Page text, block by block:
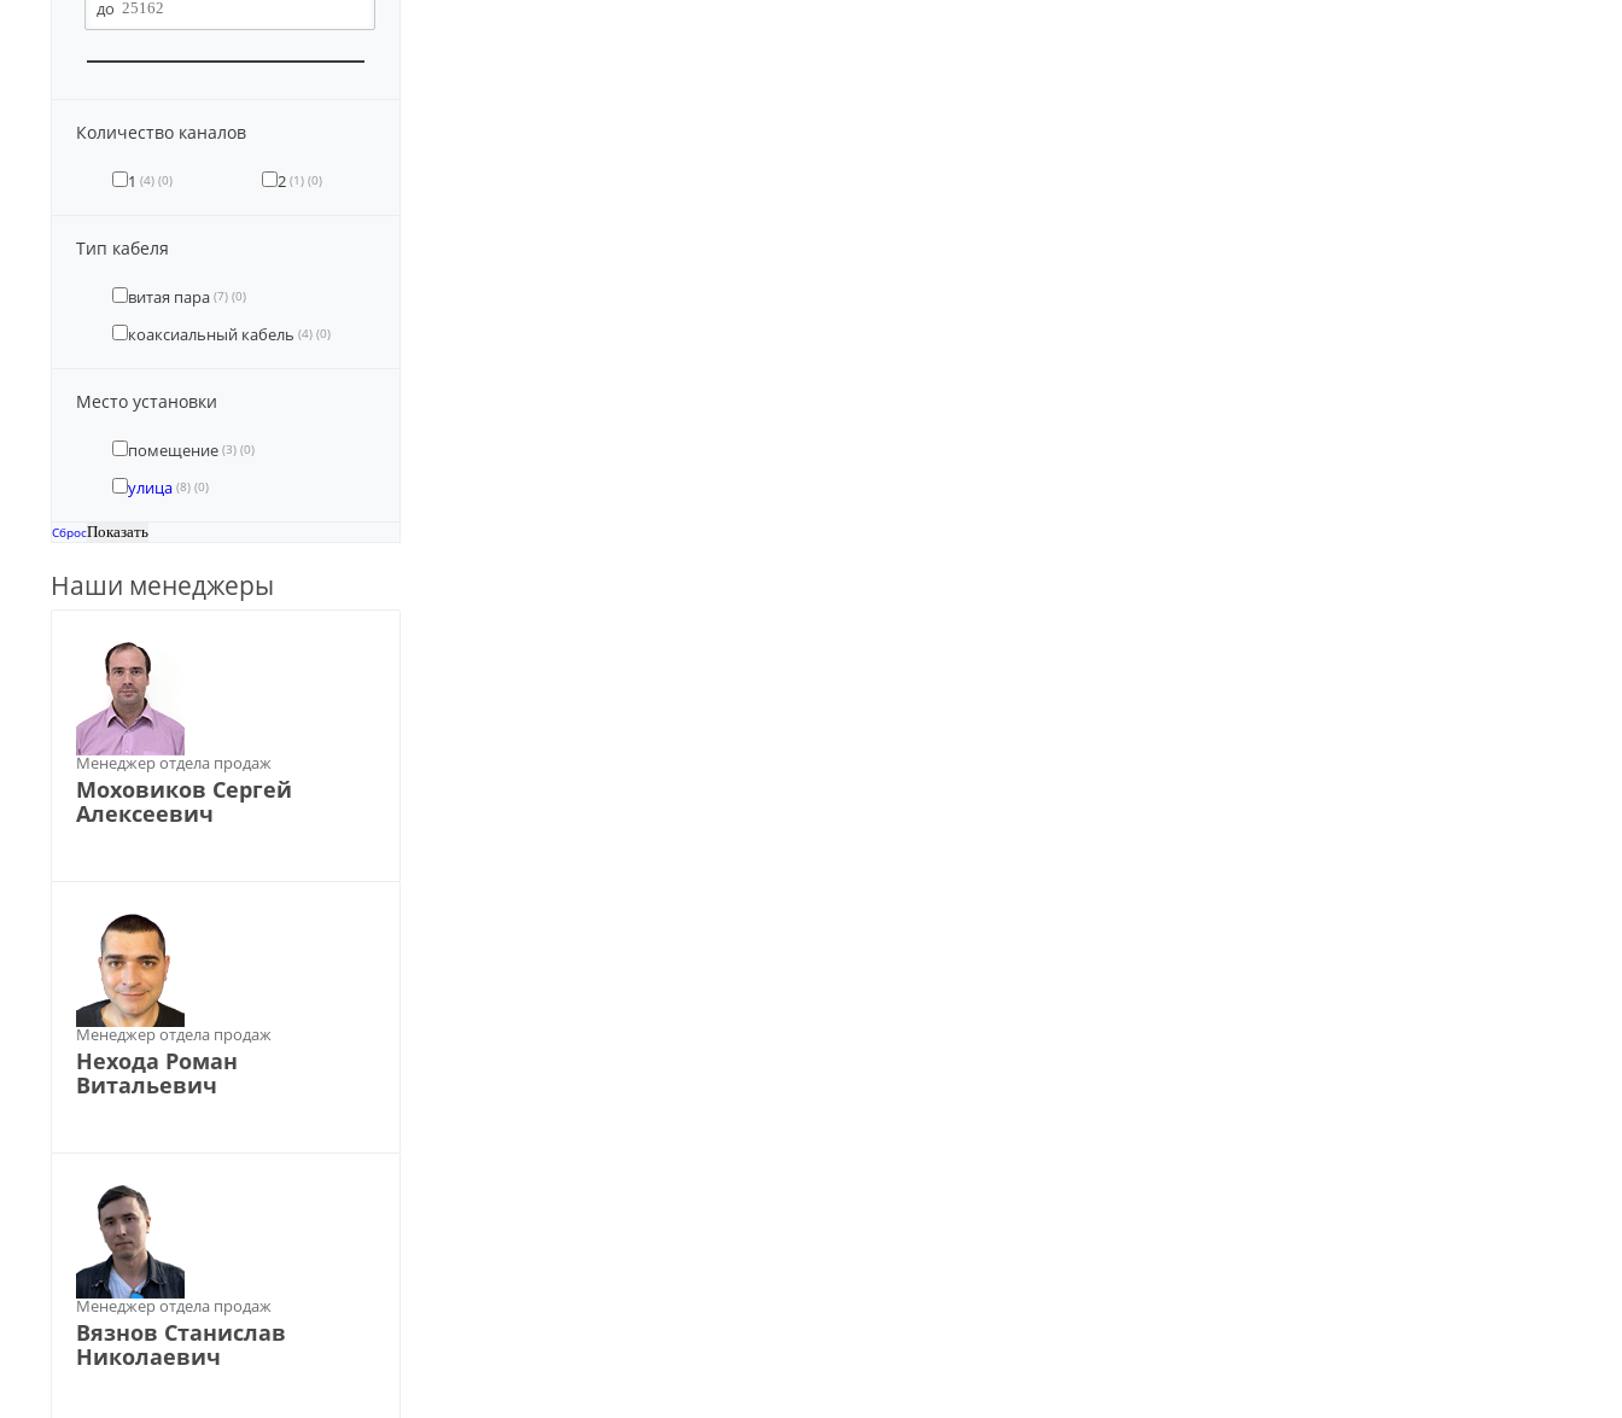
Количество каналов
1 (4) (0) 2 (1) (0)
Тип кабеля
витая пара (7) (0)
коаксиальный кабель (4) (0)
Место установки
помещение (3) (0)
улица (8) (0)
Сброс
Наши менеджеры
Менеджер отдела продаж
Моховиков Сергей
Алексеевич
Менеджер отдела продаж
Нехода Роман
Витальевич
Менеджер отдела продаж
Вязнов Станислав
Николаевич